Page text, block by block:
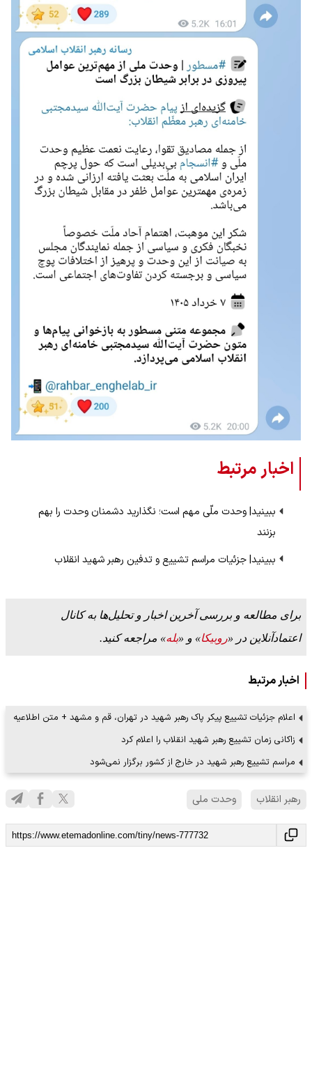
اخبار مرتبط
ببینید| وحدت ملّی مهم است؛ نگذارید دشمنان وحدت را بهم
بزنند
ببینید| جزئیات مراسم تشییع و تدفین رهبر شهید انقلاب
برای مطالعه و بررسی آخرین اخبار و تحلیل‌ها به کانال
اعتمادآنلاین در «روبیکا» و «بله» مراجعه کنید.
اخبار مرتبط
اعلام جزئیات تشییع پیکر پاک رهبر شهید در تهران، قم و مشهد + متن اطلاعیه
زاکانی زمان تشییع رهبر شهید انقلاب را اعلام کرد
مراسم تشییع رهبر شهید در خارج از کشور برگزار نمی‌شود
رهبر انقلاب وحدت ملی